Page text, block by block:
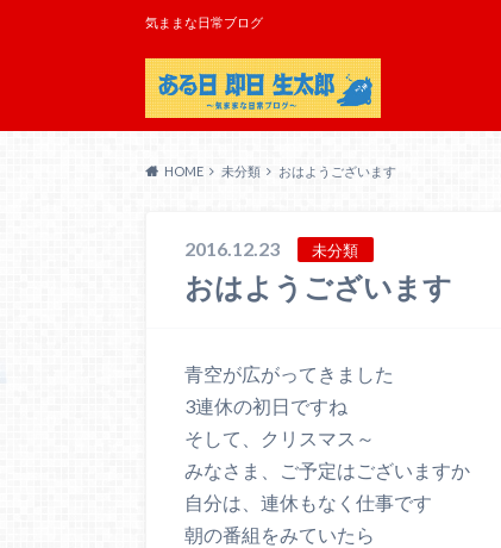
気ままな日常ブログ
HOME 未分類 おはようございます
2016.12.23 未分類
おはようございます
青空が広がってきました
3連休の初日ですね
そして、クリスマス～
みなさま、ご予定はございますか
自分は、連休もなく仕事です
朝の番組をみていたら